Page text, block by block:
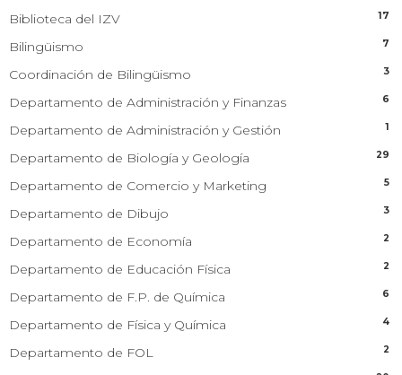
Biblioteca del IZV 17
Bilingüismo 7
Coordinación de Bilingüismo 3
Departamento de Administración y Finanzas 6
Departamento de Administración y Gestión 1
Departamento de Biología y Geología 29
Departamento de Comercio y Marketing 5
Departamento de Dibujo 3
Departamento de Economía 2
Departamento de Educación Física 2
Departamento de F.P. de Química 6
Departamento de Física y Química 4
Departamento de FOL 2